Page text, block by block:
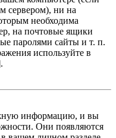
сервером), ни на
необходима
на почтовые ящики
паролями сайты и т. п.
используйте в
информацию, и вы
Они появляются